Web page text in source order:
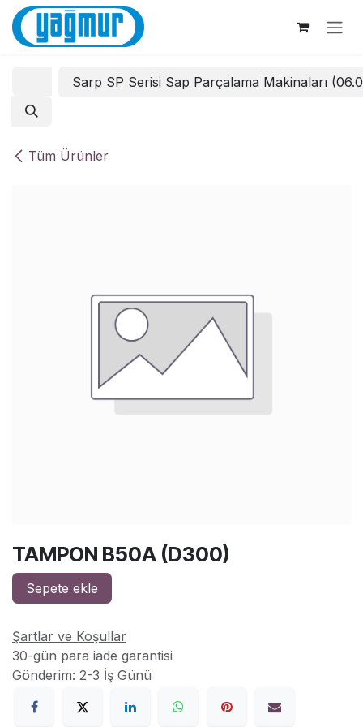
İçereği Atla
Tüm Ürünler
Sarp SP Serisi Sap Parçalama Makinaları
TAMPON B50A (D300)
Sepete ekle
Şartlar ve Koşullar
30-gün para iade garantisi
Gönderim: 2-3 İş Günü